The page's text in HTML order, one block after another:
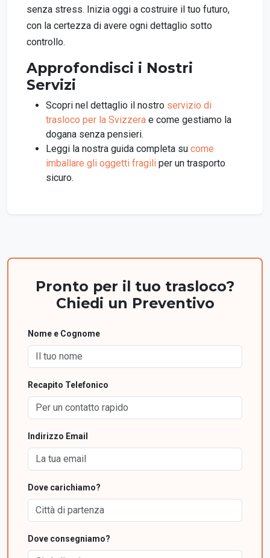
senza stress. Inizia oggi a costruire il tuo futuro,
con la certezza di avere ogni dettaglio sotto
controllo.
Approfondisci i Nostri
Servizi
Scopri nel dettaglio il nostro servizio di
trasloco per la Svizzera e come gestiamo la
dogana senza pensieri.
Leggi la nostra guida completa su come
imballare gli oggetti fragili per un trasporto
sicuro.
Pronto per il tuo trasloco?
Chiedi un Preventivo
Nome e Cognome
Recapito Telefonico
Indirizzo Email
Dove carichiamo?
Dove consegniamo?